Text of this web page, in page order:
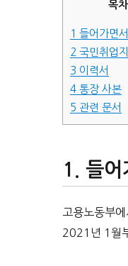
목차
1 들어가면서
2 국민취업
3 이력서
4 통장 사본
5 관련 문서
들어
고용노동부
2021년 1월